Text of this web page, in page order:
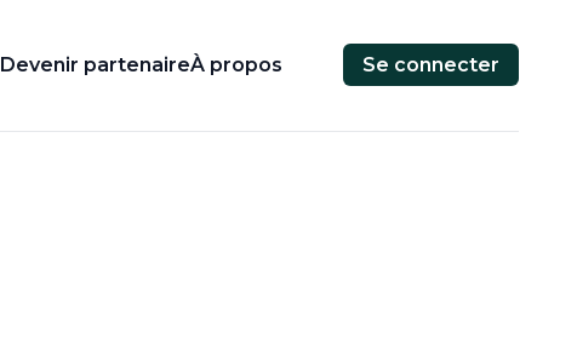
Devenir partenaireÀ propos Se connecter